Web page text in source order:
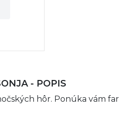
- POPIS
hôr. Ponúka vám